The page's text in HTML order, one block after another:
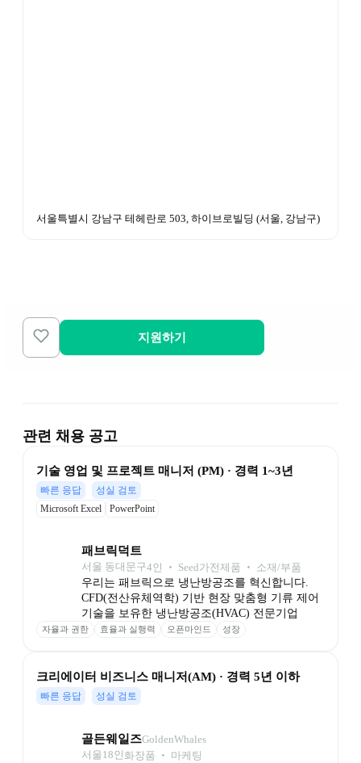
서울특별시 강남구 테헤란로 503, 하이브로빌딩 (서울, 강남구)
지원하기
관련 채용 공고
기술 영업 및 프로젝트 매니저 (PM) · 경력 1~3년
빠른 응답
성실 검토
Microsoft Excel
PowerPoint
패브릭덕트
서울 동대문구4인 ‧ Seed가전제품 ‧ 소재/부품
우리는 패브릭으로 냉난방공조를 혁신합니다.
CFD(전산유체역학) 기반 현장 맞춤형 기류 제어
기술을 보유한 냉난방공조(HVAC) 전문기업
자율과 권한 효율과 실행력 오픈마인드 성장
크리에이터 비즈니스 매니저(AM) · 경력 5년 이하
빠른 응답 성실 검토
골든웨일즈GoldenWhales
서울18인 화장품 ‧ 마케팅